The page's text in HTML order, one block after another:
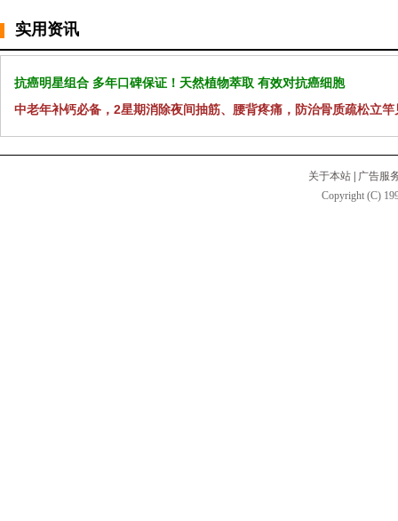
实用资讯
抗癌明星组合 多年口碑保证！天然植物萃取 有效对抗癌细胞
中老年补钙必备，2星期消除夜间抽筋、腰背疼痛，防治骨质疏松立竿
关于本站
广告服
Copyright (C)